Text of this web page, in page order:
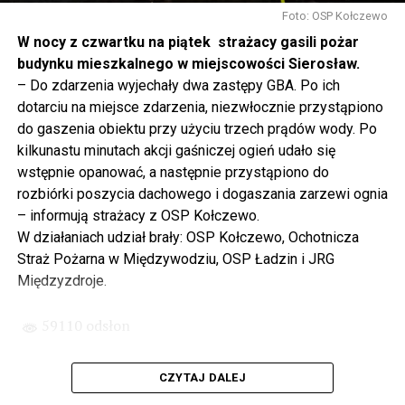
to tunel pod Świną do dzisiaj byłby w sferze
projektowania i dyskusji. Ważny tutaj był wkład
samorządu, ale to rząd PiS podjął w tej sprawie
najważniejsze decyzje. Powstał dzięki ogromnej
determinacji rządu najpierw Pani Premier Beaty Szydło,
a następnie Pana Premiera Mateusza Morawieckiego.
Chciałbym podziękować Panu Premierowi za to jak
osobiście pilnował powstania tej inwestycji. Cieszymy
się, że turyści również korzystają z tunelu, cieszymy się,
że wśród tych 4 milionów samochodów, które
przejechały już otwartym tunelem w Świnoujściu,
przyjechało tutaj do nas tak wielu turystów z zagranicy
– powiedział Wiceprezes PiS Joachim Brudziński w
zainwestowano ogromne pieniądze w modernizację
poszczególnych portów, w tym w Szczecinie, w
Foto: OSP Kołczewo
W nocy z czwartku na piątek strażacy gasili pożar
budynku mieszkalnego w miejscowości Sierosław.
– Do zdarzenia wyjechały dwa zastępy GBA. Po ich
dotarciu na miejsce zdarzenia, niezwłocznie przystąpiono
do gaszenia obiektu przy użyciu trzech prądów wody. Po
kilkunastu minutach akcji gaśniczej ogień udało się
wstępnie opanować, a następnie przystąpiono do
rozbiórki poszycia dachowego i dogaszania zarzewi ognia
– informują strażacy z OSP Kołczewo.
W działaniach udział brały: OSP Kołczewo, Ochotnicza
Straż Pożarna w Międzywodziu, OSP Ładzin i JRG
Międzyzdroje.
CZYTAJ DALEJ